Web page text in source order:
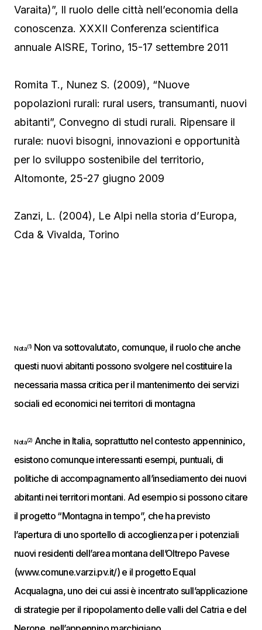
Varaita)”, Il ruolo delle città nell’economia della
conoscenza. XXXII Conferenza scientifica
annuale AISRE, Torino, 15-17 settembre 2011
Romita T., Nunez S. (2009), “Nuove
popolazioni rurali: rural users, transumanti, nuovi
abitanti”, Convegno di studi rurali. Ripensare il
rurale: nuovi bisogni, innovazioni e opportunità
per lo sviluppo sostenibile del territorio,
Altomonte, 25-27 giugno 2009
Zanzi, L. (2004), Le Alpi nella storia d’Europa,
Cda & Vivalda, Torino
Nota(1) Non va sottovalutato, comunque, il ruolo che anche
questi nuovi abitanti possono svolgere nel costituire la
necessaria massa critica per il mantenimento dei servizi
sociali ed economici nei territori di montagna
Nota(2) Anche in Italia, soprattutto nel contesto appenninico,
esistono comunque interessanti esempi, puntuali, di
politiche di accompagnamento all’insediamento dei nuovi
abitanti nei territori montani. Ad esempio si possono citare
il progetto “Montagna in tempo”, che ha previsto
l’apertura di uno sportello di accoglienza per i potenziali
nuovi residenti dell’area montana dell’Oltrepo Pavese
(www.comune.varzi.pv.it/) e il progetto Equal
Acqualagna, uno dei cui assi è incentrato sull’applicazione
di strategie per il ripopolamento delle valli del Catria e del